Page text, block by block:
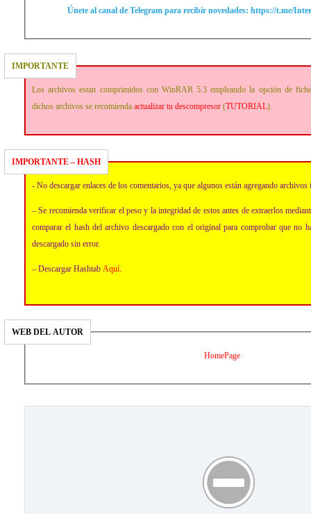
Únete al canal de Telegram para recibir novedades: https://t.me/
IMPORTANTE
Los archivos estan comprimidos con WinRAR 5.3 empleando la opción de
dichos archivos se recomienda actualizar tu descompresor (TUTORIAL).
IMPORTANTE – HASH
- No descargar enlaces de los comentarios, ya que algunos están agregando
– Se recomienda verificar el peso y la integridad de estos antes de extraerlos
comparar el hash del archivo descargado con el original para comprobar que no
descargado sin error.
– Descargar Hashtab Aquí
WEB DEL AUTOR
HomePage